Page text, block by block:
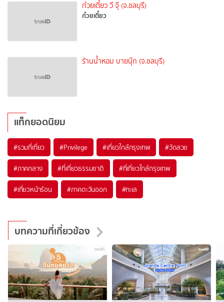
ก๋วยเตี๋ยว วี จุ๊ (จ.ชลบุรี)
ก๋วยเตี๋ยว
ร้านน้ำหอม บายนุ๊ก (จ.ชลบุรี)
แท็กยอดนิยม
#รวมที่เที่ยว #Privilege #เที่ยวใกล้กรุงเทพ #วัดสวย
#ภาคกลาง #ที่เที่ยวธรรมชาติ #ที่เที่ยวใกล้กรุงเทพ
#เที่ยวหน้าร้อน #ภาคตะวันออก #ทะเล
บทความที่เกี่ยวข้อง